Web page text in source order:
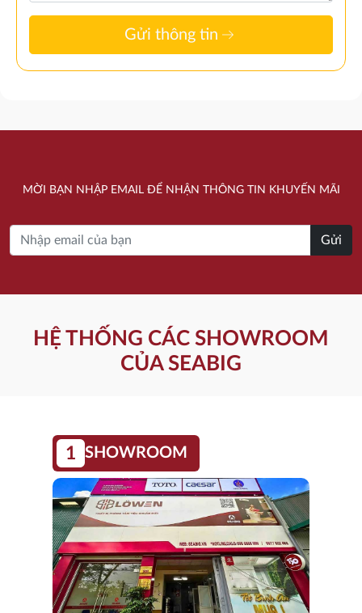
Gửi thông tin arrow_right_alt
MỜI BẠN NHẬP EMAIL ĐỂ NHẬN THÔNG TIN KHUYẾN MÃI
Gửi
HỆ THỐNG CÁC SHOWROOM
CỦA SEABIG
1 SHOWROOM